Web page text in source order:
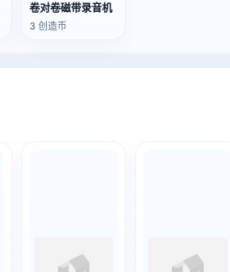
卷对卷磁带录音机
3 创造币